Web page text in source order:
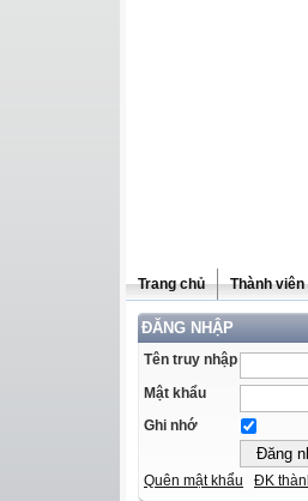
Trang chủ Thành viên
ĐĂNG NHẬP
Tên truy nhập
Mật khẩu
Ghi nhớ
Quên mật khẩu ĐK